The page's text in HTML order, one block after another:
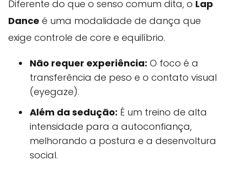
Diferente do que o senso comum dita, o Lap
Dance é uma modalidade de dança que
exige controle de core e equilíbrio.
Não requer experiência: O foco é a
transferência de peso e o contato visual
(eyegaze).
Além da sedução: É um treino de alta
intensidade para a autoconfiança,
melhorando a postura e a desenvoltura
social.